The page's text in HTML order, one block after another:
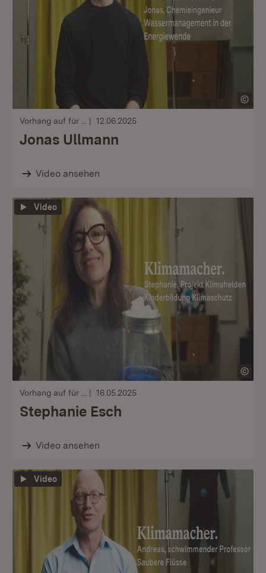
Vorhang auf für ... 12.06.2025
Jonas Ullmann
Video ansehen
Video
Vorhang auf für ... 16.05.2025
Stephanie Esch
Video ansehen
Video